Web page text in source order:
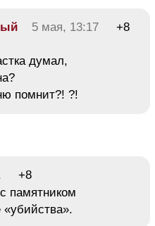
5 мая, 13:17 +8
думал,
помнит?! ?!
+8
памятником